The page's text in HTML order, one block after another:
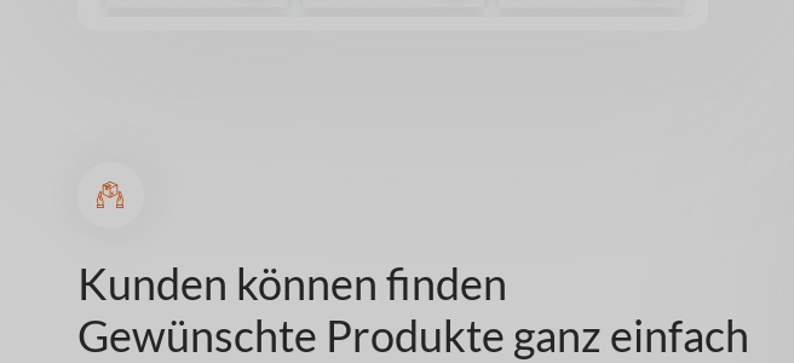
Kunden können finden
Gewünschte Produkte ganz einfach